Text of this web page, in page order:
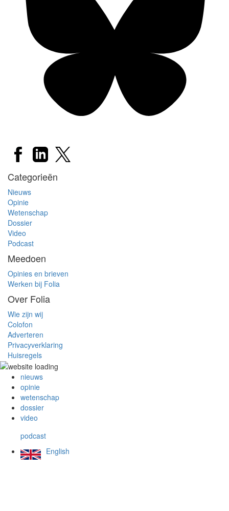
Categorieën
Nieuws
Opinie
Wetenschap
Dossier
Video
Podcast
Meedoen
Opinies en brieven
Werken bij Folia
Over Folia
Wie zijn wij
Colofon
Adverteren
Privacyverklaring
Huisregels
nieuws
opinie
wetenschap
dossier
video
podcast
English